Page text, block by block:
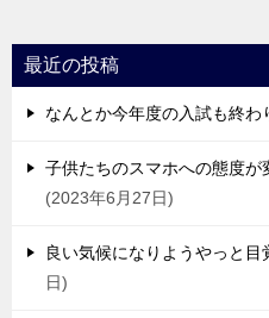
最近の投稿
なんとか今年度の入試も終わ
子供たちのスマホへの態度
2023年6月27日
良い気候になりようやっと目
日